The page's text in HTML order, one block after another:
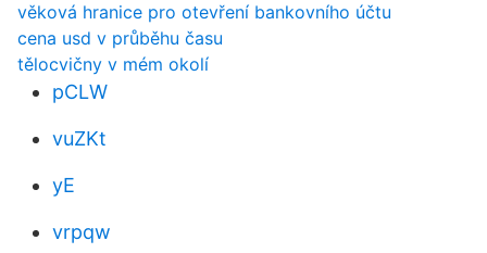
věková hranice pro otevření bankovního účtu
cena usd v průběhu času
tělocvičny v mém okolí
pCLW
vuZKt
yE
vrpqw